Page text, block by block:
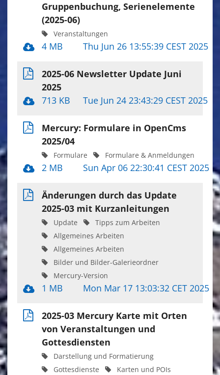
Gruppenbuchung, Serienelemente
(2025-06)
Veranstaltungen
4 MB Thu Jun 26 13:55:39 CEST 2025
2025-06 Newsletter Update Juni
2025
713 KB
Tue Jun 24 23:43:29 CEST 2025
Mercury: Formulare in OpenCms
2025/04
Formulare Formulare & Anmeldungen
2 MB Sun Apr 06 22:30:41 CEST 2025
Änderungen durch das Update
2025-03 mit Kurzanleitungen
Update
Tipps zum Arbeiten
Allgemeines Arbeiten
Allgemeines Arbeiten
Bilder und Bilder-Galerieordner
Mercury-Version
1 MB Mon Mar 17 13:03:32 CET 2025
2025-03 Mercury Karte mit Orten
von Veranstaltungen und
Gottesdiensten
Darstellung und Formatierung
Gottesdienste
Karten und POIs